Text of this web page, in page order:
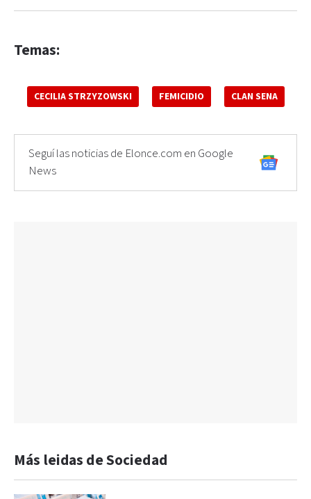
Temas:
CECILIA STRZYZOWSKI FEMICIDIO CLAN SENA
Seguí las noticias de Elonce.com en Google
News
Más leidas de Sociedad